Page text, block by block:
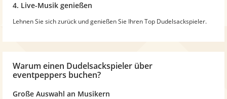
4. Live-Musik genießen
Lehnen Sie sich zurück und genießen Sie Ihren Top Dudelsackspieler.
Warum einen Dudelsackspieler über
eventpeppers buchen?
Große Auswahl an Musikern